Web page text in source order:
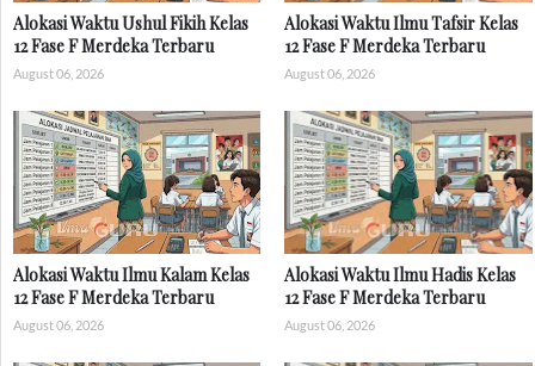
Alokasi Waktu Ushul Fikih Kelas
12 Fase F Merdeka Terbaru
August 06, 2026
Alokasi Waktu Ilmu Tafsir Kelas
12 Fase F Merdeka Terbaru
August 06, 2026
Alokasi Waktu Ilmu Kalam Kelas
12 Fase F Merdeka Terbaru
August 06, 2026
Alokasi Waktu Ilmu Hadis Kelas
12 Fase F Merdeka Terbaru
August 06, 2026